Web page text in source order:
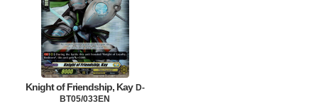
Knight of Friendship, Kay D-
BT05/033EN